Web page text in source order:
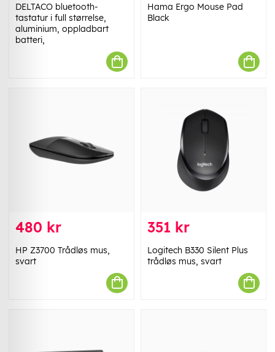
DELTACO bluetooth-
tastatur i full størrelse,
aluminium, oppladbart
batteri,
Hama Ergo Mouse Pad
Black
480 kr
HP Z3700 Trådløs mus,
svart
351 kr
Logitech B330 Silent Plus
trådløs mus, svart